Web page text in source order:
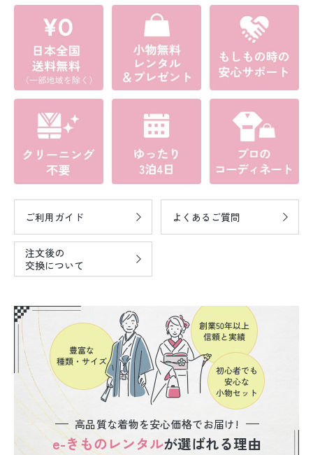
ご利用ガイド よくあるご質問
注文後の
交換について
高品質な着物を安心価格でお届け!
e-きものレンタルが選ばれる理由